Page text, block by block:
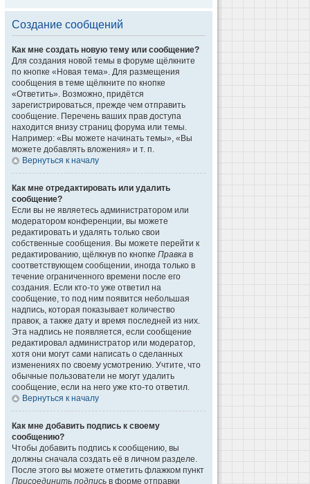
Создание сообщений
Как мне создать новую тему или сообщение?
Для создания новой темы в форуме щёлкните
по кнопке «Новая тема». Для размещения
сообщения в теме щёлкните по кнопке
«Ответить». Возможно, придётся
зарегистрироваться, прежде чем отправить
сообщение. Перечень ваших прав доступа
находится внизу страниц форума или темы.
Например: «Вы можете начинать темы», «Вы
можете добавлять вложения» и т. п.
Вернуться к началу
Как мне отредактировать или удалить
сообщение?
Если вы не являетесь администратором или
модератором конференции, вы можете
редактировать и удалять только свои
собственные сообщения. Вы можете перейти к
редактированию, щёлкнув по кнопке Правка в
соответствующем сообщении, иногда только в
течение ограниченного времени после его
создания. Если кто-то уже ответил на
сообщение, то под ним появится небольшая
надпись, которая показывает количество
правок, а также дату и время последней из них.
Эта надпись не появляется, если сообщение
редактировал администратор или модератор,
хотя они могут сами написать о сделанных
изменениях по своему усмотрению. Учтите, что
обычные пользователи не могут удалить
сообщение, если на него уже кто-то ответил.
Вернуться к началу
Как мне добавить подпись к своему
сообщению?
Чтобы добавить подпись к сообщению, вы
должны сначала создать её в личном разделе.
После этого вы можете отметить флажком пункт
Присоединить подпись в форме отправки